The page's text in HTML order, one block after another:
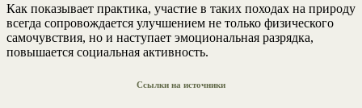
Как показывает практика, участие в таких походах на природу
всегда сопровождается улучшением не только физического
самочувствия, но и наступает эмоциональная разрядка,
повышается социальная активность.
Ссылки на источники